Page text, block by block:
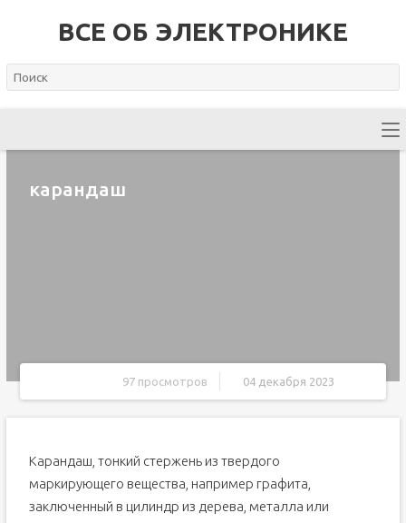
ВСЕ ОБ ЭЛЕКТРОНИКЕ
карандаш
97 просмотров 04 декабря 2023
Карандаш, тонкий стержень из твердого
маркирующего вещества, например графита,
заключенный в цилиндр из дерева, металла или